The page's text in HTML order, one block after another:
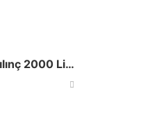
Sarsılmaz Kılınç 2000 Light İşlemeli 9×19